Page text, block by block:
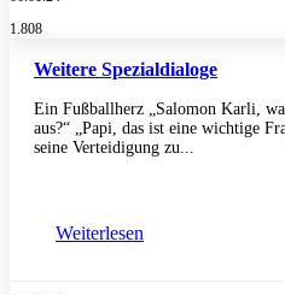
1.808
Weitere Spezialdialoge
Ein Fußballherz „Salomon Karli,
aus?“ „Papi, das ist eine wichtige
seine Verteidigung zu...
Weiterlesen